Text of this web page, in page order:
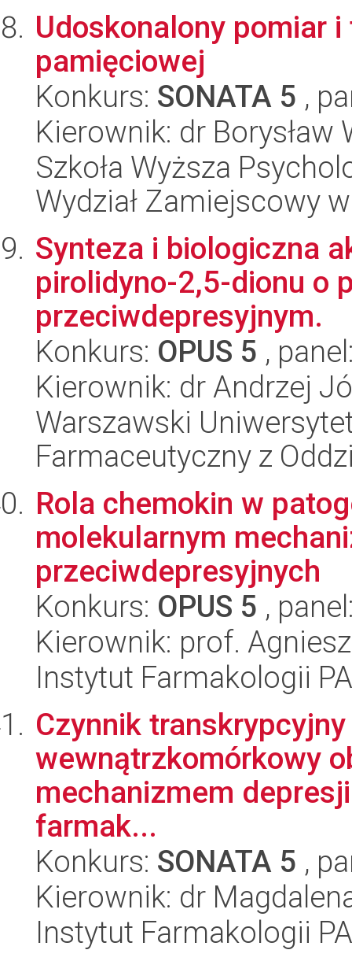
Udoskonalony pomiar
pamięciowej
Konkurs: SONATA 5 ,
Kierownik: dr Borysław
Szkoła Wyższa
Wydział Zamiejscowy
Synteza i biologiczna
pirolidyno-2,5-dionu o
przeciwdepresyjnym.
Konkurs: OPUS 5 ,
Kierownik: dr Andrzej
Warszawski
Farmaceutyczny z
Rola chemokin w
molekularnym
przeciwdepresyjnych
Konkurs: OPUS 5 ,
Kierownik: prof.
Instytut Farmakologii
Czynnik
wewnątrzkomórkowy
mechanizmem
farmak...
Konkurs: SONATA 5 ,
Kierownik: dr
Instytut Farmakologii